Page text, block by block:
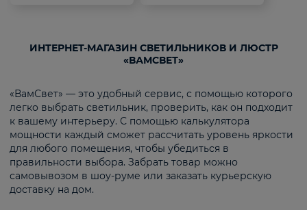
ИНТЕРНЕТ-МАГАЗИН СВЕТИЛЬНИКОВ И ЛЮСТР
«ВАМСВЕТ»
«ВамСвет» — это удобный сервис, с помощью которого
легко выбрать светильник, проверить, как он подходит
к вашему интерьеру. С помощью калькулятора
мощности каждый сможет рассчитать уровень яркости
для любого помещения, чтобы убедиться в
правильности выбора. Забрать товар можно
самовывозом в шоу-руме или заказать курьерскую
доставку на дом.